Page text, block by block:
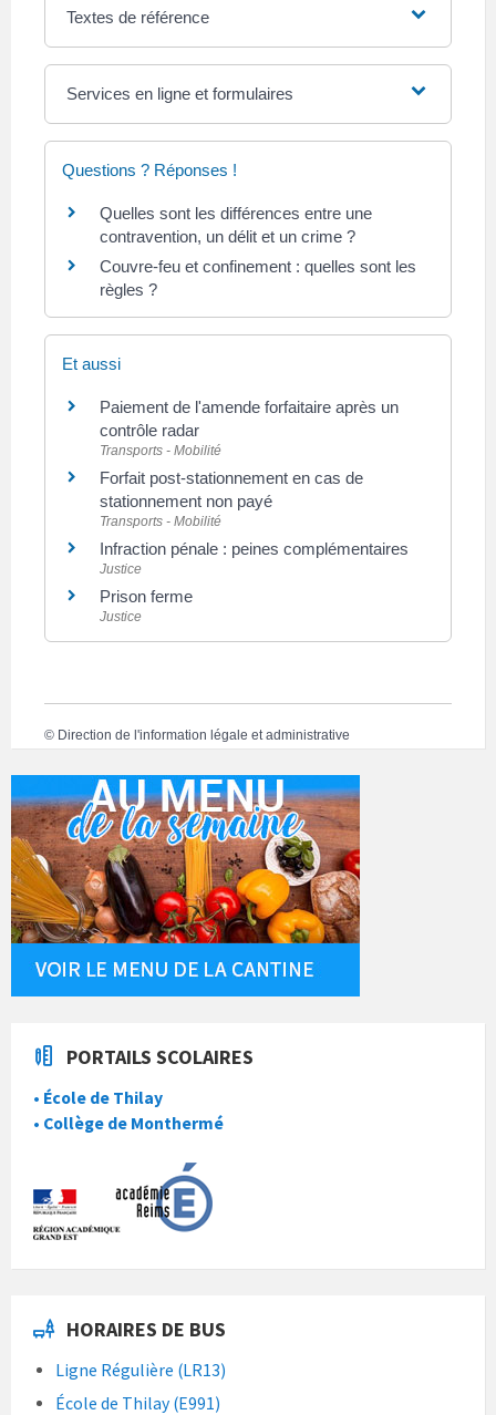
Textes de référence
Services en ligne et formulaires
Questions ? Réponses !
Quelles sont les différences entre une
contravention, un délit et un crime ?
Couvre-feu et confinement : quelles sont les
règles ?
Et aussi
Paiement de l'amende forfaitaire après un
contrôle radar
Transports - Mobilité
Forfait post-stationnement en cas de
stationnement non payé
Transports - Mobilité
Infraction pénale : peines complémentaires
Justice
Prison ferme
Justice
© Direction de l'information légale et administrative
PORTAILS SCOLAIRES
• École de Thilay
• Collège de Monthermé
HORAIRES DE BUS
Ligne Régulière (LR13)
École de Thilay (E991)